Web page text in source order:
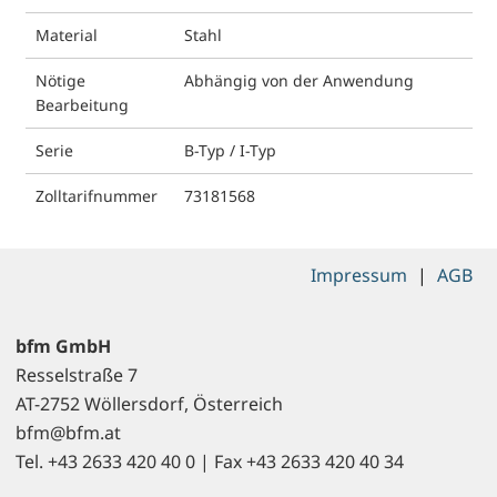
Material Stahl
Nötige
Bearbeitung
Abhängig von der Anwendung
Serie B-Typ / I-Typ
Zolltarifnummer 73181568
bfm GmbH
Resselstraße 7
AT-2752 Wöllersdorf, Österreich
bfm@bfm.at
Tel. +43 2633 420 40 0 | Fax +43 2633 420 40 34
Impressum | AGB